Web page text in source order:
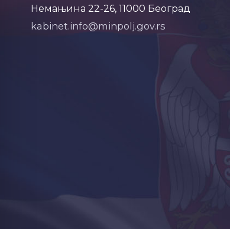
Немањина 22-26, 11000 Београд
kabinet.info@minpolj.gov.rs